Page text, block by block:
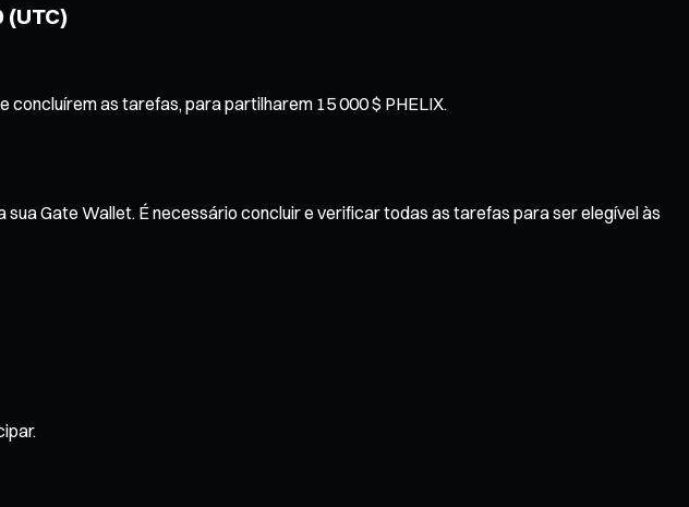
(UTC)
as tarefas, para partilharem 15 000 $ PHELIX.
sua Gate Wallet. É necessário concluir e verificar todas as tarefas para ser elegível às